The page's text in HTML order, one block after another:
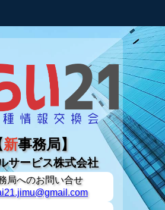
新事務局】
サービス株式会社
局へのお問い合せ